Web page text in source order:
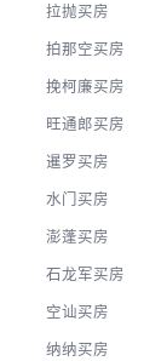
拉抛买房
拍那空买房
挽柯廉买房
旺通郎买房
暹罗买房
水门买房
澎蓬买房
石龙军买房
空讪买房
纳纳买房